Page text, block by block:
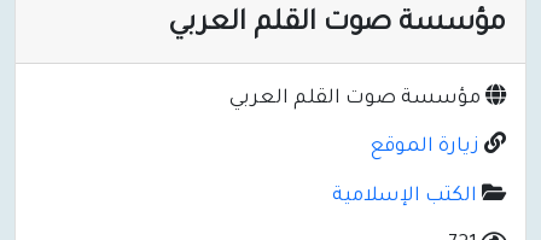
مؤسسة صوت القلم العربي
مؤسسة صوت القلم العربي
زيارة الموقع
الكتب الإسلامية